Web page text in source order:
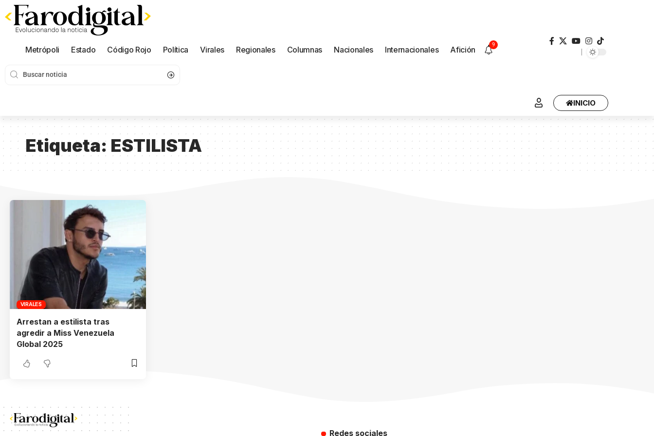
Metrópoli Estado Código Rojo Política Virales Regionales Columnas Nacionales Internacionales Afición
9
INICIO
Etiqueta: ESTILISTA
VIRALES
Arrestan a estilista tras
agredir a Miss Venezuela
Global 2025
Redes sociales